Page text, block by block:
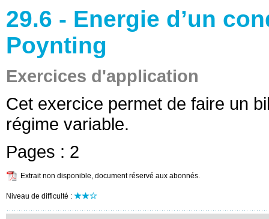
29.6 - Energie d’un
Poynting
Exercices d'application
Cet exercice permet de faire un
régime variable.
Pages : 2
Extrait non disponible, document réservé aux abonnés.
Niveau de difficulté :